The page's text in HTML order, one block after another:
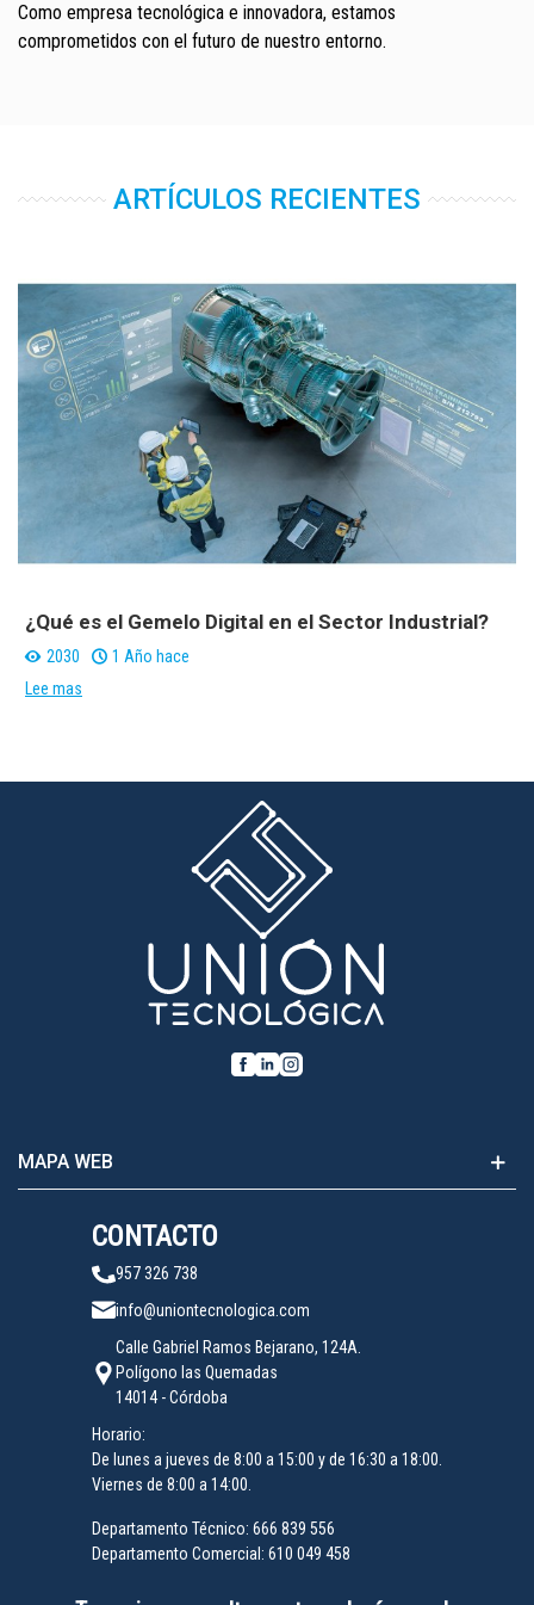
Como empresa tecnológica e innovadora, estamos
comprometidos con el futuro de nuestro entorno.
ARTÍCULOS RECIENTES
¿Qué es el Gemelo Digital en el Sector Industrial?
2030
1 Año hace
Lee mas
MAPA WEB
CONTACTO
957 326 738
info@uniontecnologica.com
Calle Gabriel Ramos Bejarano, 124A.
Polígono las Quemadas
14014 - Córdoba
Horario:
De lunes a jueves de 8:00 a 15:00 y de 16:30 a 18:00.
Viernes de 8:00 a 14:00.
Departamento Técnico: 666 839 556
Departamento Comercial: 610 049 458